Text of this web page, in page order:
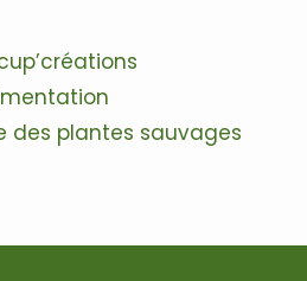
des plantes sauvages